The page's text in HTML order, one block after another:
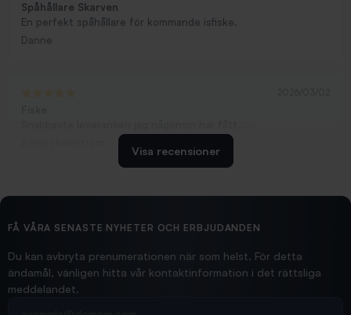
Spåhållare Skarven
En perfekt spåhållare för kommande isfiske.
Danne
2026/02/19
Hittade exakt vad jag behövde. Snabb och bra...
Visa recensioner
FÅ VÅRA SENASTE NYHETER OCH ERBJUDANDEN
Du kan avbryta prenumerationen när som helst. För detta
ändamål, vänligen hitta vår kontaktinformation i det rättsliga
meddelandet.